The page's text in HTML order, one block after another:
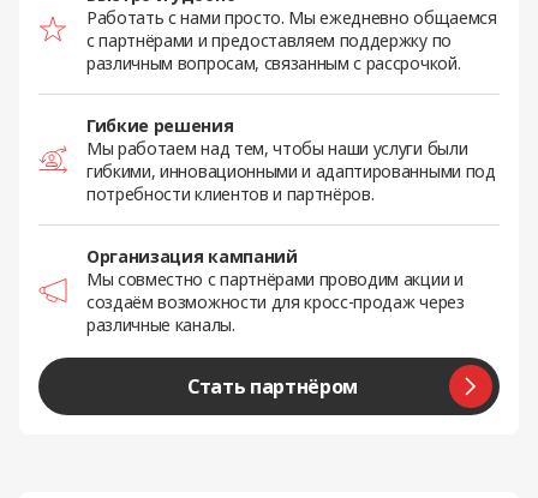
Работать с нами просто. Мы ежедневно общаемся
с партнёрами и предоставляем поддержку по
различным вопросам, связанным с рассрочкой.
Гибкие решения
Мы работаем над тем, чтобы наши услуги были
гибкими, инновационными и адаптированными под
потребности клиентов и партнёров.
Организация кампаний
Мы совместно с партнёрами проводим акции и
создаём возможности для кросс-продаж через
различные каналы.
Стать партнёром